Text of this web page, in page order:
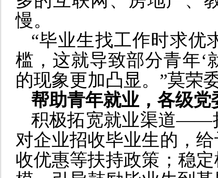
慢。
“毕业生找工作时求优
槛，这就导致部分青年‘
的现象更加凸显。”莫荣
帮助青年就业，各级
积极拓宽就业渠道——
对企业招收毕业生的，
收优惠等扶持政策；稳